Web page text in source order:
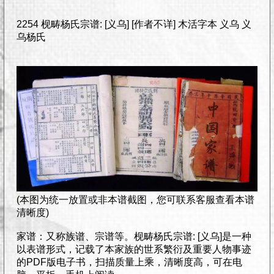
2254 枧畴杨氏宗谱: [义乌] [作者不详] 木活字本 义乌 义
乌杨氏
(本图为统一放置或非本谱截图，您可联系客服查看本谱
清晰度)
家谱：又称族谱、宗谱等。枧畴杨氏宗谱: [义乌]是一种
以表谱形式，记载了本家族的世系繁衍及重要人物事迹
的PDF版电子书，扫描质量上乘，清晰度高，可在电